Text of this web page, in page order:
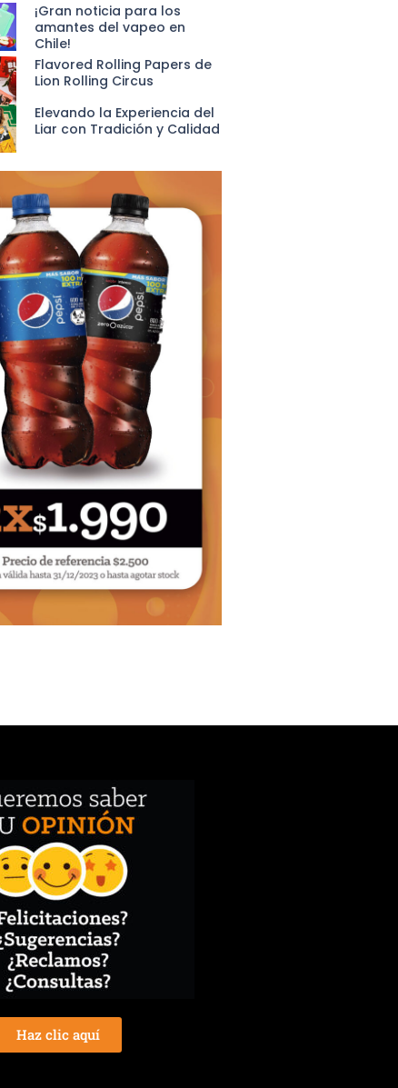
¡Gran noticia para los
amantes del vapeo en
Chile!
Flavored Rolling Papers de
Lion Rolling Circus
Elevando la Experiencia del
Liar con Tradición y Calidad
Haz clic aquí